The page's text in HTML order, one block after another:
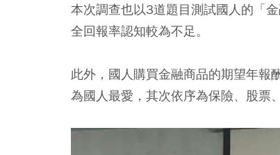
本次調查也以3道題目測試國人的「
全回報率認知較為不足。
此外，國人購買金融商品的期望年報
為國人最愛，其次依序為保險、股票